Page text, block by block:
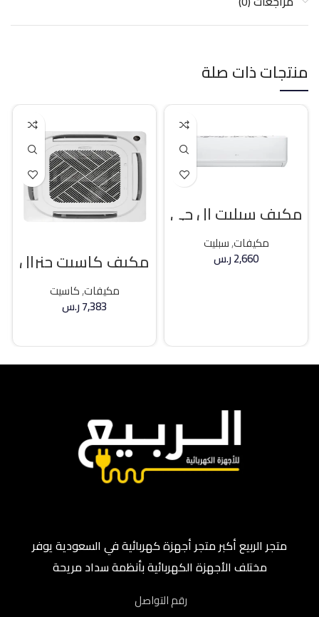
منتجات ذات صلة
مكيف سبليت ال جي
18400 وحده بارد
مكيفات,سبليت
2,660ر.س مكيف كاسيت جنرال
كلاس 36000 وحدهحار / بارد
مكيفات,كاسيت
7,383ر.س
متجر الربيع أكبر متجر أجهزة كهربائية في السعودية يوفر
مختلف الأجهزة الكهربائية بأنظمة سداد مريحة
رقم التواصل